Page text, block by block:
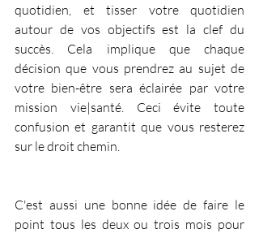
quotidien, et tisser votre quotidien
autour de vos objectifs est la clef du
succès. Cela implique que chaque
décision que vous prendrez au sujet de
votre bien-être sera éclairée par votre
mission vie|santé. Ceci évite toute
confusion et garantit que vous resterez
sur le droit chemin.
C'est aussi une bonne idée de faire le
point tous les deux ou trois mois pour